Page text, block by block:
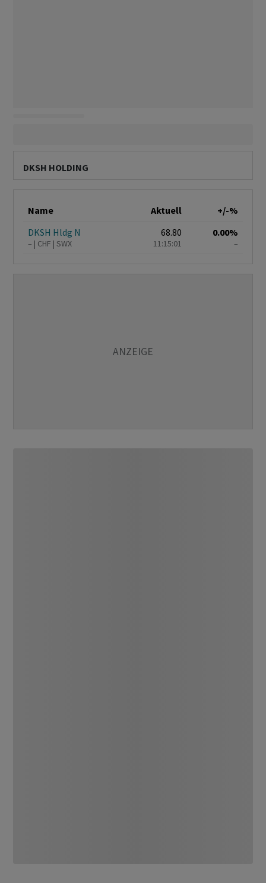
DKSH HOLDING
Name Aktuell
+/-%
DKSH Hldg N
– CHF SWX
68.80
11:15:01
0.00%
–